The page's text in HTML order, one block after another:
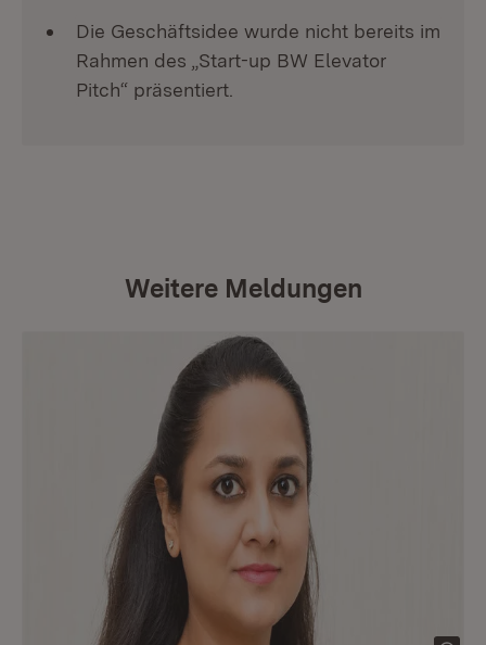
Die Geschäftsidee wurde nicht bereits im
Rahmen des „Start-up BW Elevator
Pitch“ präsentiert.
Weitere Meldungen